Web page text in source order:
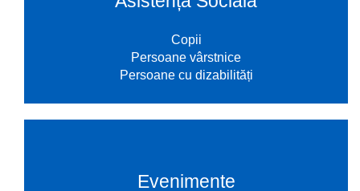
Copii
Persoane vârstnice
Persoane cu dizabilități
Evenimente